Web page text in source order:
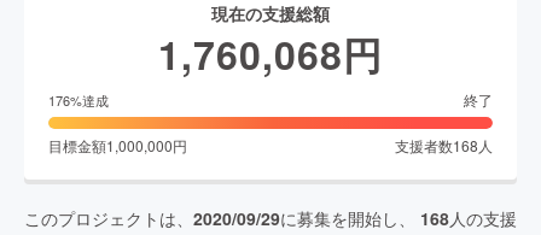
現在の支援総額
1,760,068円
176%達成 終了
目標金額1,000,000円 支援者数168 人
このプロジェクトは、 2020/09/29に募集を開始し、 168人の支援